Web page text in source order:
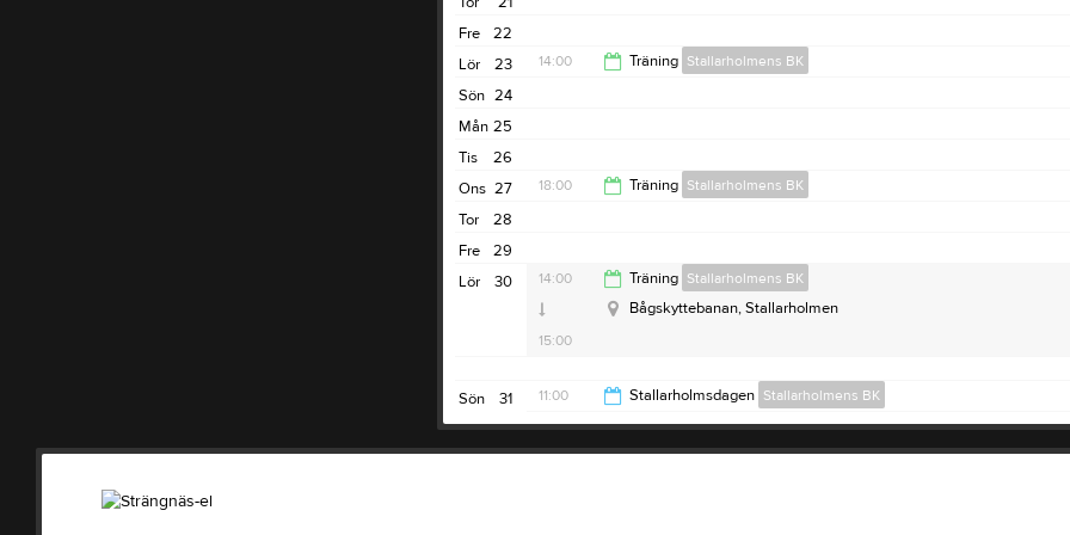
22
Fre
23
Lör 14:00 Träning Stallarholmens BK
24
Sön
25
Mån
26
Tis
27
Ons 18:00 Träning Stallarholmens BK
28
Tor
29
Fre
30
Lör 14:00 Träning Stallarholmens BK
15:00
Bågskyttebanan, Stallarholmen
31
Sön 11:00 Stallarholmsdagen Stallarholmens BK
15:00